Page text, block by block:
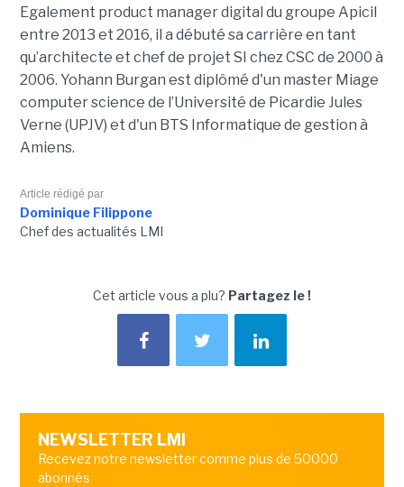
Egalement product manager digital du groupe Apicil
entre 2013 et 2016, il a débuté sa carrière en tant
qu’architecte et chef de projet SI chez CSC de 2000 à
2006. Yohann Burgan est diplômé d'un master Miage
computer science de l’Université de Picardie Jules
Verne (UPJV) et d'un BTS Informatique de gestion à
Amiens.
Article rédigé par
Dominique Filippone
Chef des actualités LMI
Cet article vous a plu? Partagez le !
NEWSLETTER LMI
Recevez notre newsletter comme plus de 50000
abonnés